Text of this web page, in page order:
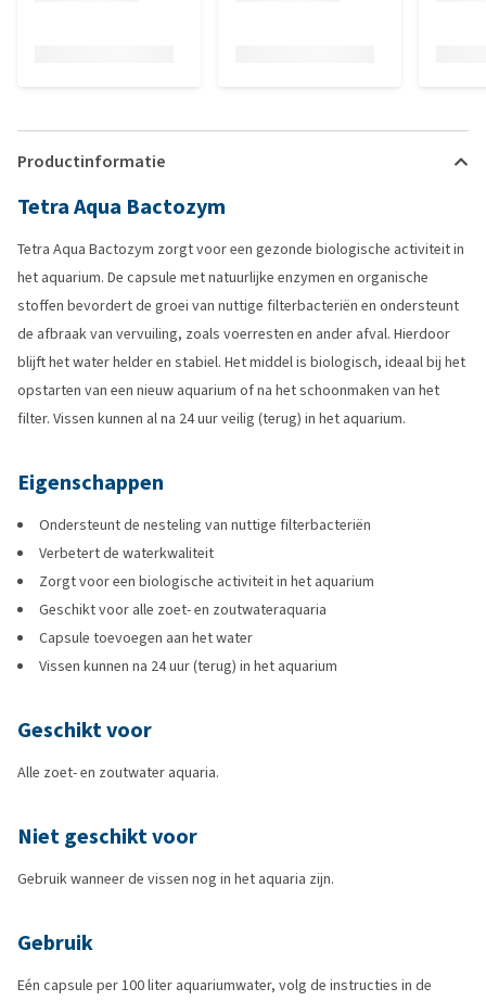
Productinformatie
Tetra Aqua Bactozym
Tetra Aqua Bactozym zorgt voor een gezonde biologische activiteit in
het aquarium. De capsule met natuurlijke enzymen en organische
stoffen bevordert de groei van nuttige filterbacteriën en ondersteunt
de afbraak van vervuiling, zoals voerresten en ander afval. Hierdoor
blijft het water helder en stabiel. Het middel is biologisch, ideaal bij het
opstarten van een nieuw aquarium of na het schoonmaken van het
filter. Vissen kunnen al na 24 uur veilig (terug) in het aquarium.
Eigenschappen
Ondersteunt de nesteling van nuttige filterbacteriën
Verbetert de waterkwaliteit
Zorgt voor een biologische activiteit in het aquarium
Geschikt voor alle zoet- en zoutwateraquaria
Capsule toevoegen aan het water
Vissen kunnen na 24 uur (terug) in het aquarium
Geschikt voor
Alle zoet- en zoutwater aquaria.
Niet geschikt voor
Gebruik wanneer de vissen nog in het aquaria zijn.
Gebruik
Eén capsule per 100 liter aquariumwater, volg de instructies in de